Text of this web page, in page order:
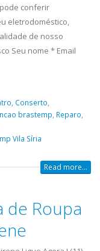
conferir
eletrodoméstico,
de nosso
Seu nome * Email
, Conserto,
brastemp, Reparo,
Vila Síria
Read more...
de Roupa